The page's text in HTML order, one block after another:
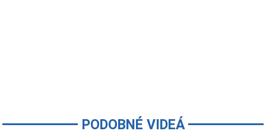
PODOBNÉ VIDEÁ